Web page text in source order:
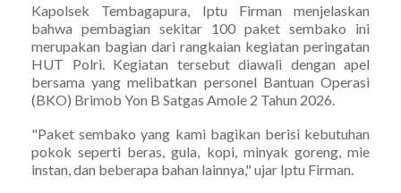
Kapolsek Tembagapura, Iptu Firman menjelaskan
bahwa pembagian sekitar 100 paket sembako ini
merupakan bagian dari rangkaian kegiatan peringatan
HUT Polri. Kegiatan tersebut diawali dengan apel
bersama yang melibatkan personel Bantuan Operasi
(BKO) Brimob Yon B Satgas Amole 2 Tahun 2026.
"Paket sembako yang kami bagikan berisi kebutuhan
pokok seperti beras, gula, kopi, minyak goreng, mie
instan, dan beberapa bahan lainnya," ujar Iptu Firman.